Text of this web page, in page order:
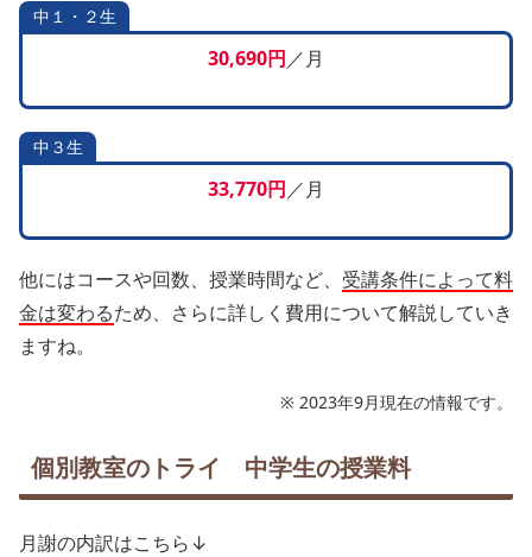
中１・２生
30,690円／月
中３生
33,770円／月
他にはコースや回数、授業時間など、 受講条件によって料
金は変わるため、さらに詳しく費用について解説していき
ますね。
※ 2023年9月現在の情報です。
個別教室のトライ 中学生の授業料
月謝の内訳はこちら↓